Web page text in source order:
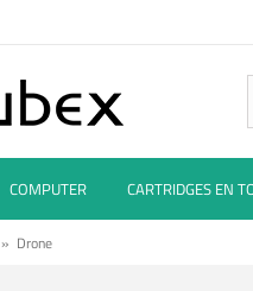
COMPUTER CARTRIDGES EN
» Drone